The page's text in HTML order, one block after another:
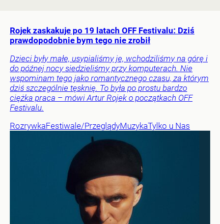
Rojek zaskakuje po 19 latach OFF Festivalu: Dziś
prawdopodobnie bym tego nie zrobił
Dzieci były małe, usypialiśmy je, wchodziliśmy na górę i
do późnej nocy siedzieliśmy przy komputerach. Nie
wspominam tego jako romantycznego czasu, za którym
dziś szczególnie tęsknię. To była po prostu bardzo
ciężka praca – mówi Artur Rojek o początkach OFF
Festivalu.
RozrywkaFestiwale/PrzeglądyMuzykaTylko u Nas